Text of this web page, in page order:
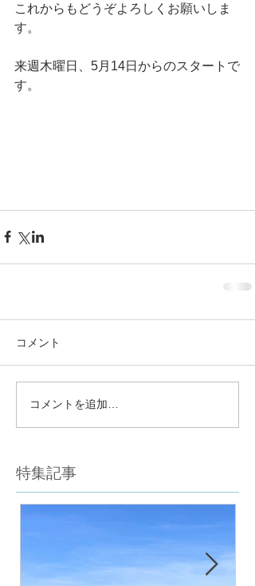
これからもどうぞよろしくお願いしま
す。
来週木曜日、5月14日からのスタートで
す。
コメント
コメントを追加…
特集記事